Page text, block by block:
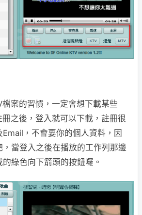
案的習慣，一定會想下載某些
之後，登入就可以下載，註冊很
，不會要你的個人資料，因
，當登入之後在播放的工作列那邊
綠色向下箭頭的按鈕囉。